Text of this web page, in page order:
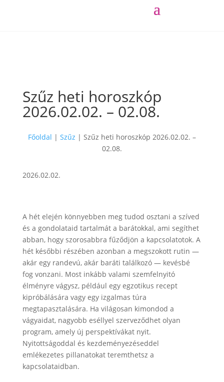
Szűz heti horoszkóp
2026.02.02. – 02.08.
Főoldal | Szűz | Szűz heti horoszkóp 2026.02.02. –
02.08.
2026.02.02.
A hét elején könnyebben meg tudod osztani a szíved
és a gondolataid tartalmát a barátokkal, ami segíthet
abban, hogy szorosabbra fűződjön a kapcsolatotok. A
hét későbbi részében azonban a megszokott rutin —
akár egy randevú, akár baráti találkozó — kevésbé
fog vonzani. Most inkább valami szemfelnyitó
élményre vágysz, például egy egzotikus recept
kipróbálására vagy egy izgalmas túra
megtapasztalására. Ha világosan kimondod a
vágyaidat, nagyobb eséllyel szerveződhet olyan
program, amely új perspektívákat nyit.
Nyitottságoddal és kezdeményezéseddel
emlékezetes pillanatokat teremthetsz a
kapcsolataidban.